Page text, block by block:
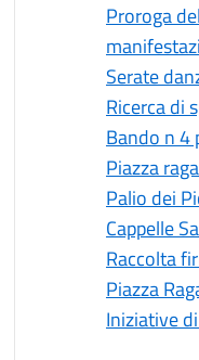
Proroga
Serate
Ricerca di
Bando n 4
Piazza
Palio dei
Cappelle
Raccolta
Piazza
Iniziative